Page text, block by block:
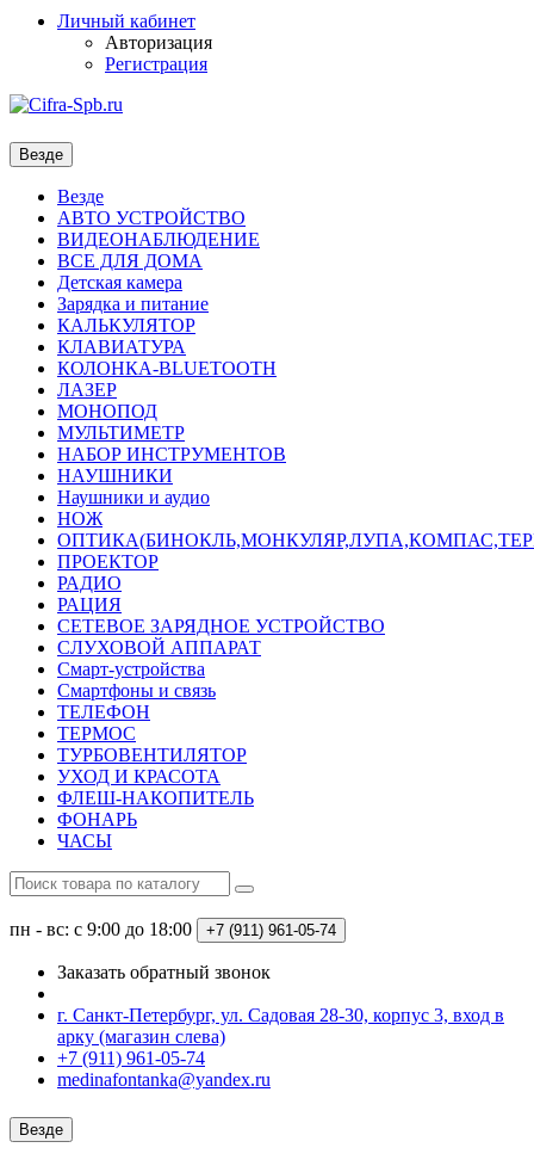
Личный кабинет
Авторизация
Регистрация
Везде
Везде
АВТО УСТРОЙСТВО
ВИДЕОНАБЛЮДЕНИЕ
ВСЕ ДЛЯ ДОМА
Детская камера
Зарядка и питание
КАЛЬКУЛЯТОР
КЛАВИАТУРА
КОЛОНКА-BLUETOOTH
ЛАЗЕР
МОНОПОД
МУЛЬТИМЕТР
НАБОР ИНСТРУМЕНТОВ
НАУШНИКИ
Наушники и аудио
НОЖ
ПРОЕКТОР
РАДИО
РАЦИЯ
СЕТЕВОЕ ЗАРЯДНОЕ УСТРОЙСТВО
СЛУХОВОЙ АППАРАТ
Смарт-устройства
Смартфоны и связь
ТЕЛЕФОН
ТЕРМОС
ТУРБОВЕНТИЛЯТОР
УХОД И КРАСОТА
ФЛЕШ-НАКОПИТЕЛЬ
ФОНАРЬ
ЧАСЫ
пн - вс: с 9:00 до 18:00 +7 (911) 961-05-74
Заказать обратный звонок
г. Санкт-Петербург, ул. Садовая 28-30, корпус 3, вход в
арку (магазин слева)
+7 (911) 961-05-74
medinafontanka@yandex.ru
Везде